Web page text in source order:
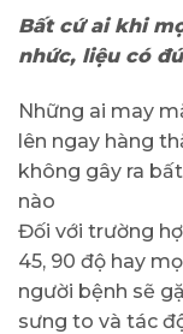
Bất cứ ai khi
nhức, liệu có
Những ai may
lên ngay hàng
không gây ra
nào
Đối với trường
45, 90 độ hay
người bệnh sẽ
sưng to và tác